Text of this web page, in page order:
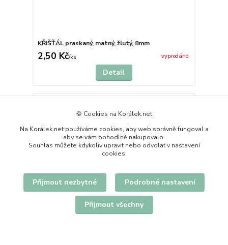
KŘIŠŤÁL praskaný, matný, žlutý, 8mm
2,50 Kč/ks vyprodáno
Detail
🍪 Cookies na Korálek.net
Na Korálek.net používáme cookies, aby web správně fungoval a
aby se vám pohodlně nakupovalo.
Souhlas můžete kdykoliv upravit nebo odvolat v nastavení
cookies.
Přijmout nezbytné Podrobné nastavení
Přijmout všechny